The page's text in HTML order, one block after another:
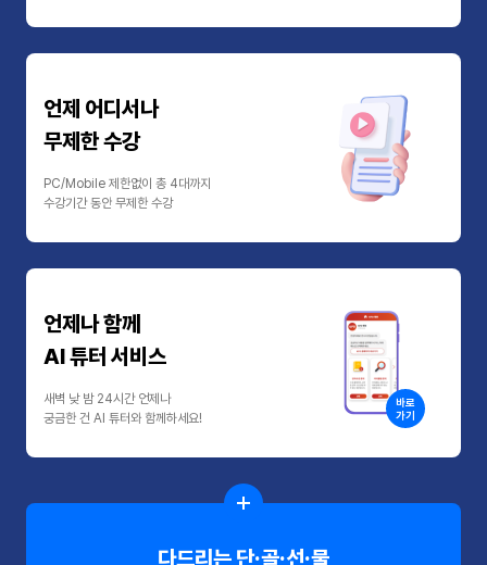
언제 어디서나
무제한 수강
PC/Mobile 제한없이 총 4대까지
수강기간 동안 무제한 수강
언제나 함께
AI 튜터 서비스
새벽 낮 밤 24시간 언제나
궁금한 건 AI 튜터와 함께하세요!
바로
가기
다드리는 단·골·선·물